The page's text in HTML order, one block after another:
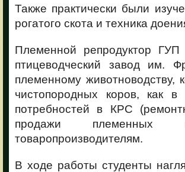
Также практически были
рогатого скота и техника
Племенной репродуктор
птицеводческий завод им.
племенному животноводству,
чистопородных коров, как в
потребностей в КРС
продажи племенных
товаропроизводителям.
В ходе работы студенты